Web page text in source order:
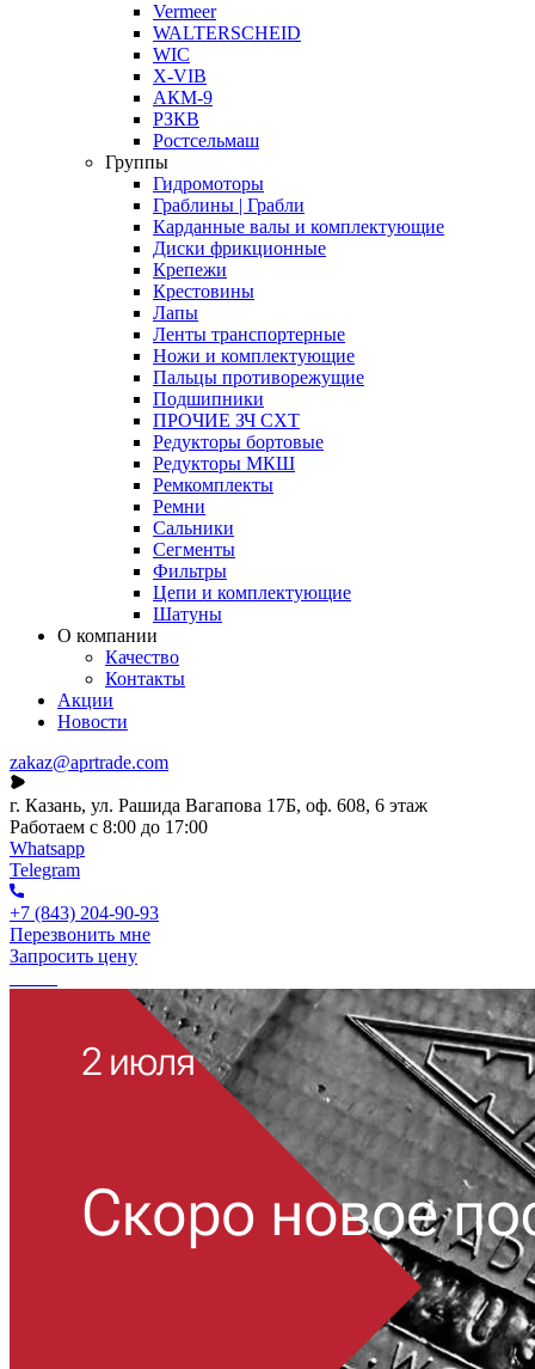
Vermeer
WALTERSCHEID
WIC
X-VIB
АКМ-9
РЗКВ
Ростсельмаш
Группы
Гидромоторы
Граблины | Грабли
Карданные валы и комплектующие
Диски фрикционные
Крепежи
Крестовины
Лапы
Ленты транспортерные
Ножи и комплектующие
Пальцы противорежущие
Подшипники
ПРОЧИЕ ЗЧ СХТ
Редукторы бортовые
Редукторы МКШ
Ремкомплекты
Ремни
Сальники
Сегменты
Фильтры
Цепи и комплектующие
Шатуны
О компании
Качество
Контакты
Акции
Новости
zakaz@aprtrade.com
г. Казань, ул. Рашида Вагапова 17Б, оф. 608, 6 этаж
Работаем с 8:00 до 17:00
Whatsapp
Telegram
+7 (843) 204-90-93
Перезвонить мне
Запросить цену